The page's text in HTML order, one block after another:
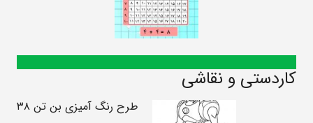
کاردستی و نقاشی
طرح رنگ آمیزی بن تن ۳۸